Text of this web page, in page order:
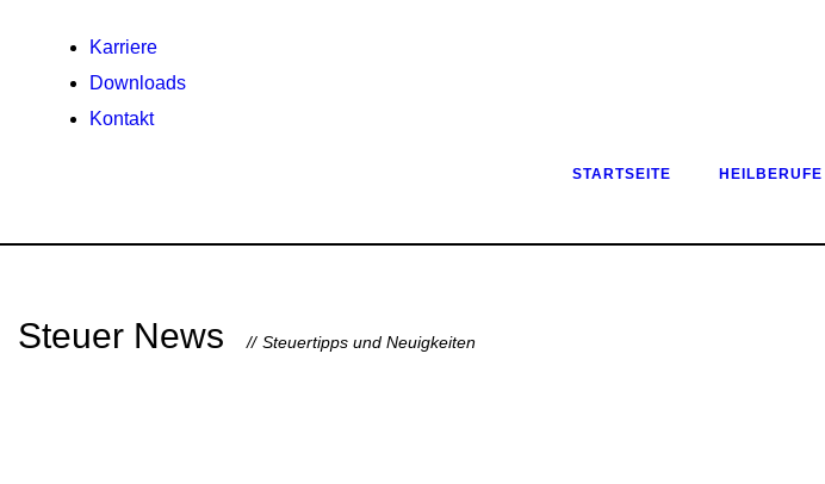
Karriere
Downloads
Kontakt
STARTSEITE HEILBERUFE
Steuer News Steuertipps und Neuigkeiten